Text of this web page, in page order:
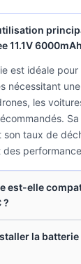
11.1V
est idéale pour
nécessitant
les
son taux de
est-elle
?
la batterie